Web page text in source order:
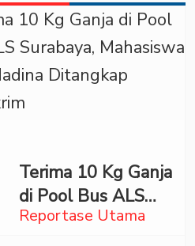
Reportase Utama
Terima 10 Kg Ganja
di Pool Bus ALS
Surabaya,